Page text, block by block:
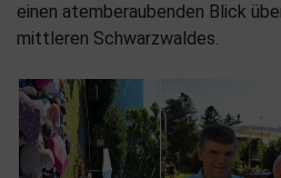
einen atemberaubenden Blick
mittleren Schwarzwaldes.